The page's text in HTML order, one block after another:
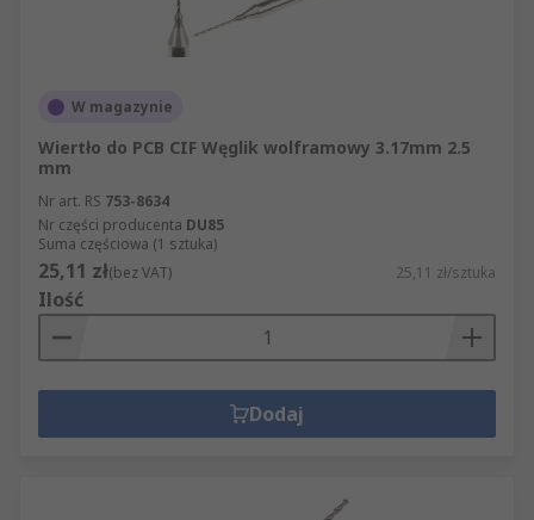
W magazynie
Wiertło do PCB CIF Węglik wolframowy 3.17mm 2.5
mm
Nr art. RS 753-8634
Nr części producenta DU85
Suma częściowa (1 sztuka)
25,11 zł(bez VAT) 25,11 zł/sztuka
Ilość
Dodaj